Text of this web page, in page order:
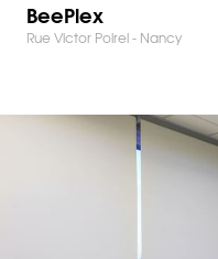
BeePlex
Rue Victor Poirel - Nancy